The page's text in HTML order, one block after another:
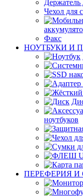
Держатель
Чехол для
Факс
НОУТБУКИ И
ноутбуков
ПЕРЕФЕРИЯ И